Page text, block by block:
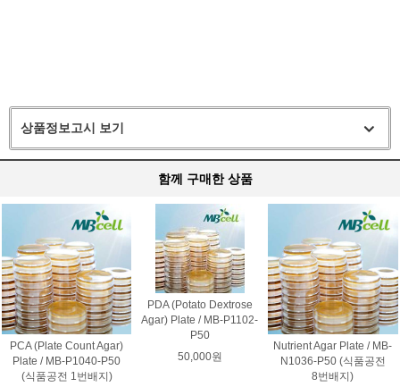
상품정보고시 보기
함께 구매한 상품
PCA (Plate Count Agar)
Plate / MB-P1040-P50
(식품공전 1번배지)
PDA (Potato Dextrose
Agar) Plate / MB-P1102-
P50
50,000원
Nutrient Agar Plate / MB-
N1036-P50 (식품공전
8번배지)